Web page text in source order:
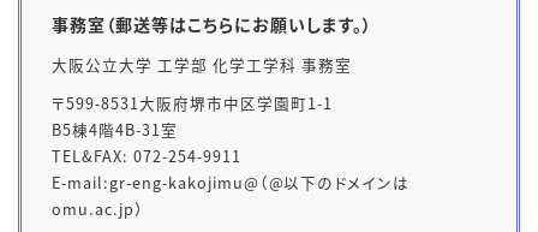
事務室（郵送等はこちらにお願いします。）
大阪公立大学 工学部 化学工学科 事務室
〒599-8531大阪府堺市中区学園町1-1
B5棟4階4B-31室
TEL&FAX: 072-254-9911
E-mail:gr-eng-kakojimu@（@以下のドメインは
omu.ac.jp）